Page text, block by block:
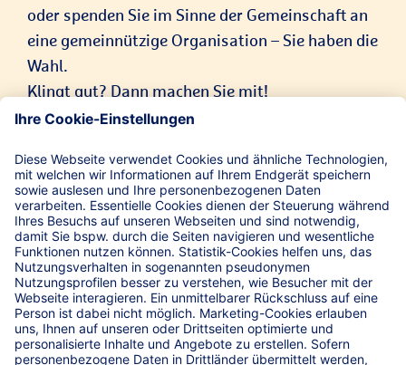
oder spenden Sie im Sinne der Gemeinschaft an
eine gemeinnützige Organisation – Sie haben die
Wahl.
Klingt gut? Dann machen Sie mit!
Direkt weiterempfehlen
Unsere Social-Media Kanäle